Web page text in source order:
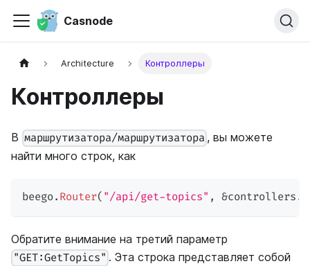
Casnode
Architecture Контроллеры
Контроллеры
В маршрутизатора/маршрутизатора , вы можете
найти много строк, как
beego. Router( "/api/get-topics" , &controllers .
Обратите внимание на третий параметр
"GET:GetTopics" . Эта строка представляет собой